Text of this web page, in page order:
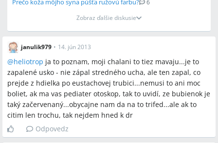
Prečo koža môjho syna púšťa ružovú farbu?
6
Zobraz ďalšie diskusie
janulik979 • 14. jún 2013
@heliotrop ja to poznam, moji chalani to tiez mavaju...je to
zapalené usko - nie zápal stredného ucha, ale ten zapal, co
prejde z hdielka po eustachovej trubici...nemusi to ani moc
boliet, ak ma vas pediater otoskop, tak to uvidí, ze bubienok je
taký začervenaný...obycajne nam da na to trifed...ale ak to
citim len trochu, tak nejdem hned k dr
Odpovedz